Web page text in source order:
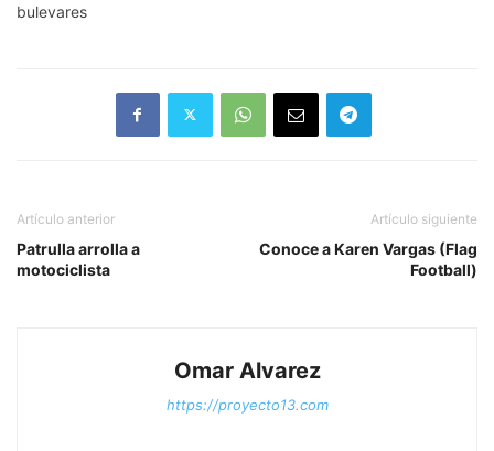
bulevares
Artículo anterior
Patrulla arrolla a
motociclista
Artículo siguiente
Conoce a Karen Vargas (Flag
Football)
Omar Alvarez
https://proyecto13.com